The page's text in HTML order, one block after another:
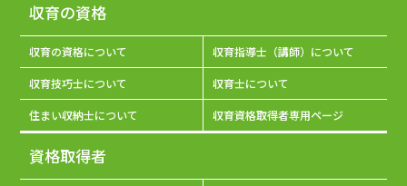
収育の資格
収育の資格について 収育指導士（講師）について
収育技巧士について 収育士について
住まい収納士について 収育資格取得者専用ページ
資格取得者